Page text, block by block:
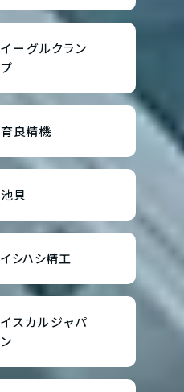
イーグルクラン
プ
育良精機
池貝
イシハシ精工
イスカルジャパ
ン